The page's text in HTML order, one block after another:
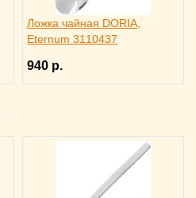
Ложка чайная DORIA,
Eternum 3110437
940 р.